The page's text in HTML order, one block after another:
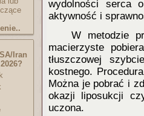
Iran
wydolności serca
aktywność i
W metodzie
macierzyste
tłuszczowej
kostnego.
Można je pobrać i
okazji liposukcji
uczona.